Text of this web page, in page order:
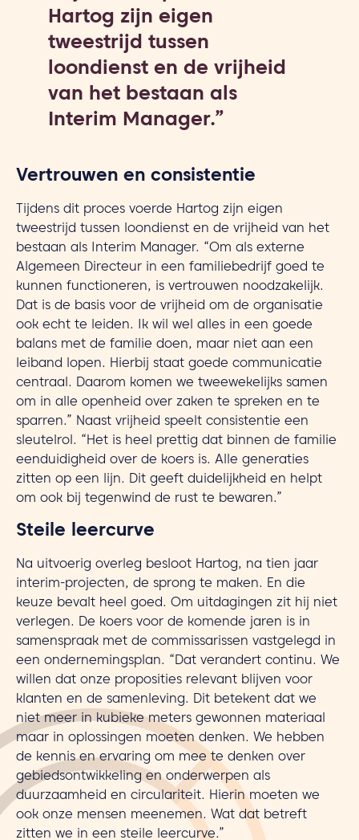
Hartog zijn eigen
tweestrijd tussen
loondienst en de vrijheid
van het bestaan als
Interim Manager.”
Vertrouwen en consistentie
Tijdens dit proces voerde Hartog zijn eigen
tweestrijd tussen loondienst en de vrijheid van het
bestaan als Interim Manager. “Om als externe
Algemeen Directeur in een familiebedrijf goed te
kunnen functioneren, is vertrouwen noodzakelijk.
Dat is de basis voor de vrijheid om de organisatie
ook echt te leiden. Ik wil wel alles in een goede
balans met de familie doen, maar niet aan een
leiband lopen. Hierbij staat goede communicatie
centraal. Daarom komen we tweewekelijks samen
om in alle openheid over zaken te spreken en te
sparren.” Naast vrijheid speelt consistentie een
sleutelrol. “Het is heel prettig dat binnen de familie
eenduidigheid over de koers is. Alle generaties
zitten op een lijn. Dit geeft duidelijkheid en helpt
om ook bij tegenwind de rust te bewaren.”
Steile leercurve
Na uitvoerig overleg besloot Hartog, na tien jaar
interim-projecten, de sprong te maken. En die
keuze bevalt heel goed. Om uitdagingen zit hij niet
verlegen. De koers voor de komende jaren is in
samenspraak met de commissarissen vastgelegd in
een ondernemingsplan. “Dat verandert continu. We
willen dat onze proposities relevant blijven voor
klanten en de samenleving. Dit betekent dat we
niet meer in kubieke meters gewonnen materiaal
maar in oplossingen moeten denken. We hebben
de kennis en ervaring om mee te denken over
gebiedsontwikkeling en onderwerpen als
duurzaamheid en circulariteit. Hierin moeten we
ook onze mensen meenemen. Wat dat betreft
zitten we in een steile leercurve.”